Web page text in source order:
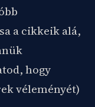
a cikkeik alá,
hogy
véleményét)